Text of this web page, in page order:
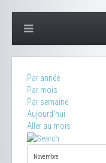
Par année
Par mois
Par semaine
Aujourd'hui
Aller au mois